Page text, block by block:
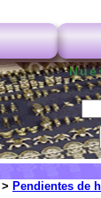
> Pendientes de